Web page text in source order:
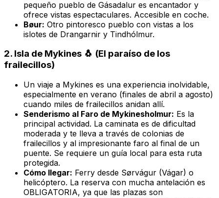
pequeño pueblo de Gásadalur es encantador y
ofrece vistas espectaculares. Accesible en coche.
Bøur: Otro pintoresco pueblo con vistas a los
islotes de Drangarnir y Tindhólmur.
2. Isla de Mykines 🐧 (El paraíso de los
frailecillos)
Un viaje a Mykines es una experiencia inolvidable,
especialmente en verano (finales de abril a agosto)
cuando miles de frailecillos anidan allí.
Senderismo al Faro de Mykinesholmur: Es la
principal actividad. La caminata es de dificultad
moderada y te lleva a través de colonias de
frailecillos y al impresionante faro al final de un
puente. Se requiere un guía local para esta ruta
protegida.
Cómo llegar: Ferry desde Sørvágur (Vágar) o
helicóptero. La reserva con mucha antelación es
OBLIGATORIA, ya que las plazas son